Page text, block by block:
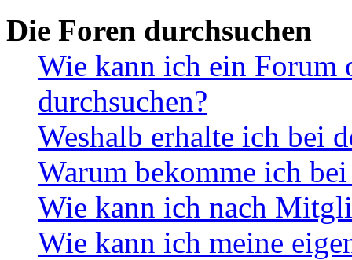
Die Foren durchsuchen
Wie kann ich ein Forum
durchsuchen?
Weshalb erhalte ich bei
Warum bekomme ich
Wie kann ich nach
Wie kann ich meine